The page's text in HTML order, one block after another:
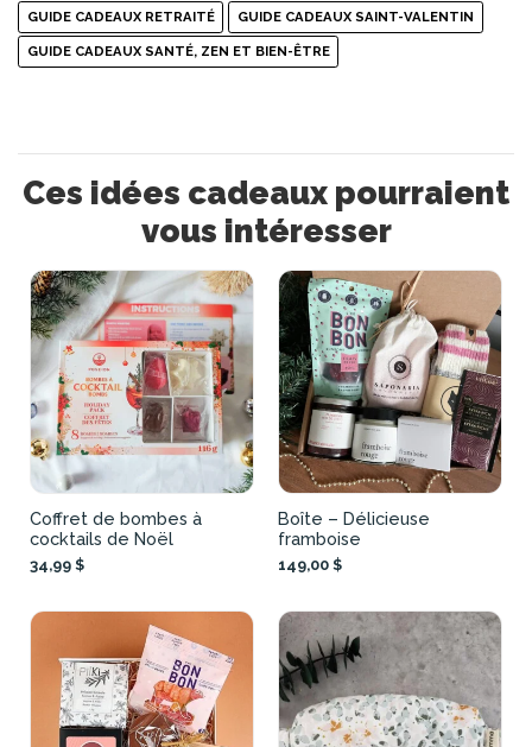
GUIDE CADEAUX RETRAITÉ GUIDE CADEAUX SAINT-VALENTIN
GUIDE CADEAUX SANTÉ, ZEN ET BIEN-ÊTRE
Ces idées cadeaux pourraient
vous intéresser
Coffret de bombes à
cocktails de Noël
34,99 $
Boîte – Délicieuse
framboise
149,00 $